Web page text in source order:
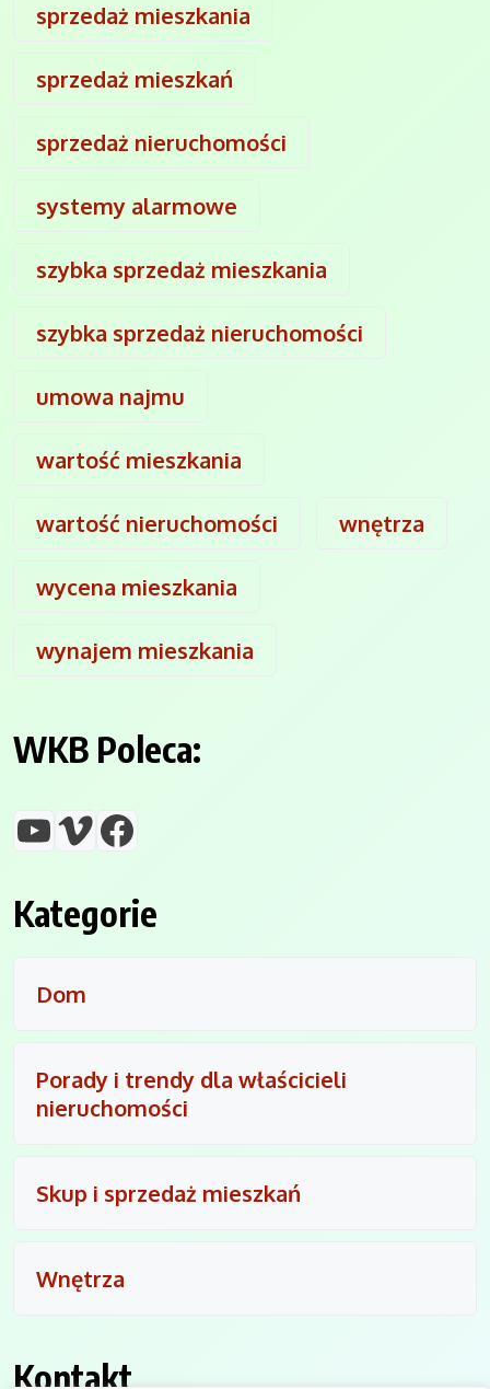
sprzedaż mieszkania
sprzedaż mieszkań
sprzedaż nieruchomości
systemy alarmowe
szybka sprzedaż mieszkania
szybka sprzedaż nieruchomości
umowa najmu
wartość mieszkania
wartość nieruchomości wnętrza
wycena mieszkania
wynajem mieszkania
WKB Poleca:
YouTube
VimeoFacebook
Kategorie
Dom
Porady i trendy dla właścicieli
nieruchomości
Skup i sprzedaż mieszkań
Wnętrza
Kontakt